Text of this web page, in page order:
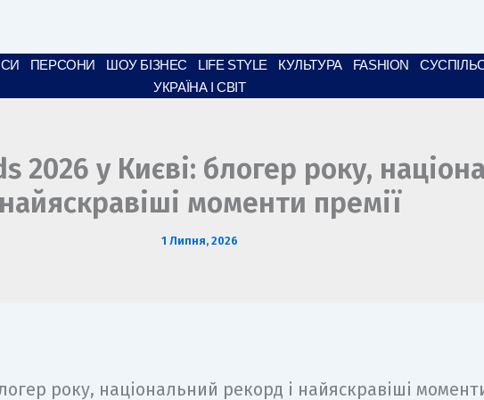
ПЕРСОНИ ШОУ БІЗНЕС LIFE STYLE КУЛЬТУРА FASHION
УКРАЇНА І СВІТ
2026 у Києві: блогер року,
найяскравіші моменти премії
1 Липня, 2026